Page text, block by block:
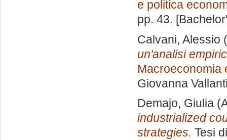
e politica
pp. 43.
Calvani, Alessio
un'analisi
Macroeconomia
Giovanna
Demajo, Giulia
industrialized
strategies. Tesi